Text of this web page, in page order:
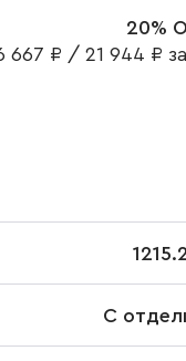
20%
667 ₽ / 21 944 ₽
С